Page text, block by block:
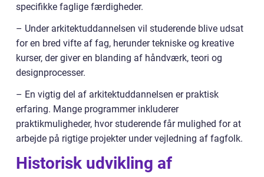
specifikke faglige færdigheder.
– Under arkitektuddannelsen vil studerende blive udsat
for en bred vifte af fag, herunder tekniske og kreative
kurser, der giver en blanding af håndværk, teori og
designprocesser.
– En vigtig del af arkitektuddannelsen er praktisk
erfaring. Mange programmer inkluderer
praktikmuligheder, hvor studerende får mulighed for at
arbejde på rigtige projekter under vejledning af fagfolk.
Historisk udvikling af